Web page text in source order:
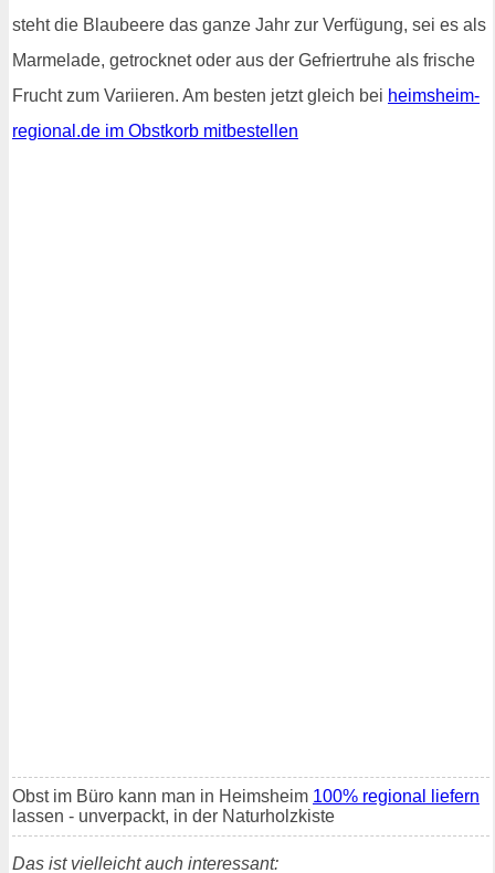
steht die Blaubeere das ganze Jahr zur Verfügung, sei es als
Marmelade, getrocknet oder aus der Gefriertruhe als frische
Frucht zum Variieren. Am besten jetzt gleich bei heimsheim-
regional.de im Obstkorb mitbestellen
Obst im Büro kann man in Heimsheim 100% regional liefern
lassen - unverpackt, in der Naturholzkiste
Das ist vielleicht auch interessant: